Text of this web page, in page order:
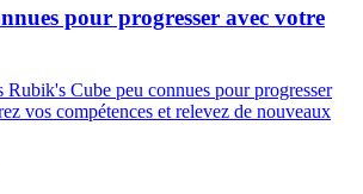
pour progresser avec votre
Rubik's Cube peu connues pour progresser
vos compétences et relevez de nouveaux